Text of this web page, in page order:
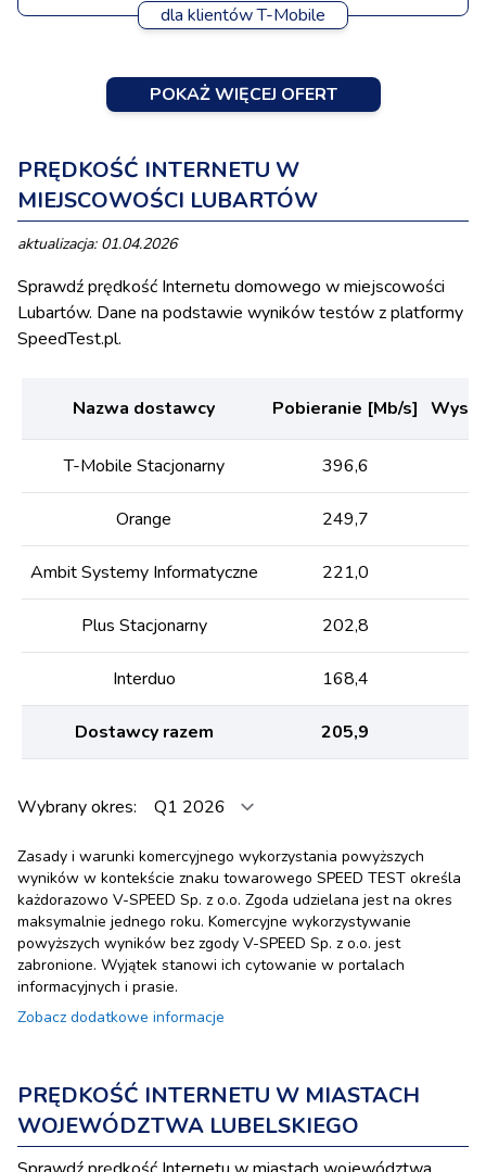
dla klientów T-Mobile
POKAŻ WIĘCEJ OFERT
PRĘDKOŚĆ INTERNETU W
MIEJSCOWOŚCI LUBARTÓW
aktualizacja: 01.04.2026
Sprawdź prędkość Internetu domowego w miejscowości
Lubartów. Dane na podstawie wyników testów z platformy
SpeedTest.pl.
Nazwa dostawcy Pobieranie [Mb/s]
T-Mobile Stacjonarny 396,6
Orange 249,7
Ambit Systemy Informatyczne 221,0
Plus Stacjonarny 202,8
Interduo 168,4
Dostawcy razem 205,9
Wybrany okres:
Zasady i warunki komercyjnego wykorzystania powyższych
wyników w kontekście znaku towarowego SPEED TEST określa
każdorazowo V-SPEED Sp. z o.o. Zgoda udzielana jest na okres
maksymalnie jednego roku. Komercyjne wykorzystywanie
powyższych wyników bez zgody V-SPEED Sp. z o.o. jest
zabronione. Wyjątek stanowi ich cytowanie w portalach
informacyjnych i prasie.
Zobacz dodatkowe informacje
PRĘDKOŚĆ INTERNETU W MIASTACH
WOJEWÓDZTWA LUBELSKIEGO